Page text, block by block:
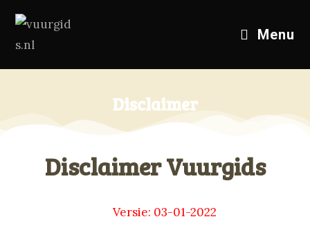
Menu
Disclaimer
Disclaimer Vuurgids
Versie: 03-01-2022